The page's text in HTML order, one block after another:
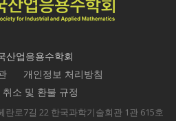
산업응용수학회
개인정보 처리방침
소 및 환불 규정
란로7길 22 한국과학기술회관 1관 615호